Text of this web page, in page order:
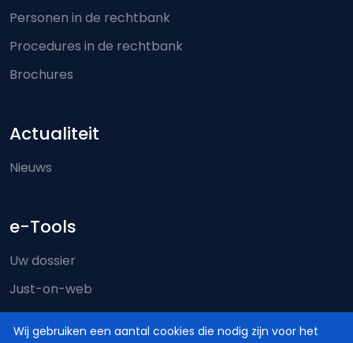
Wij gebruiken een aantal cookies die nodig zijn voor het
Personen in de rechtbank
Procedures in de rechtbank
Brochures
Actualiteit
Nieuws
e-Tools
Uw dossier
Just-on-web
e-Deposit